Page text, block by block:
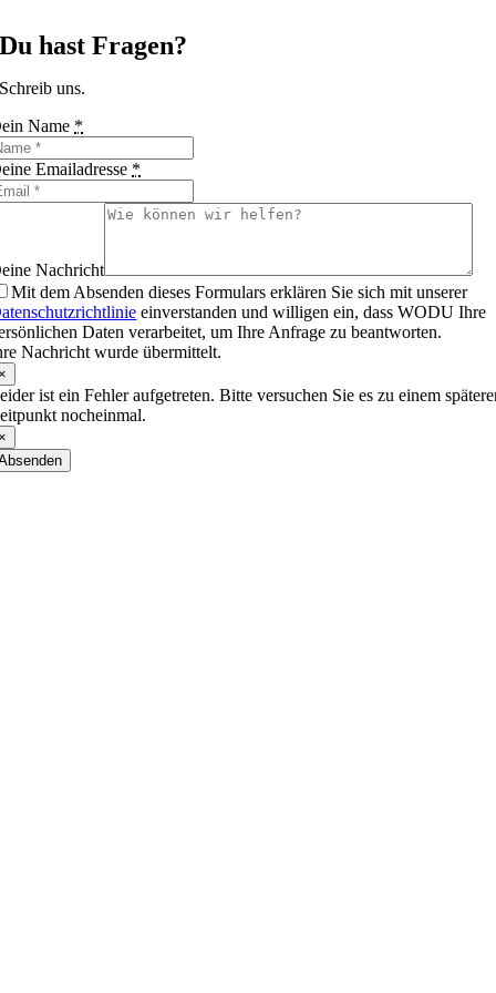
Du hast Fragen?
Schreib uns.
Name *
Emailadresse *
Nachricht
Mit dem Absenden dieses Formulars erklären Sie sich mit unserer
einverstanden und willigen ein, dass WODU Ihre
Daten verarbeitet, um Ihre Anfrage zu beantworten.
Nachricht wurde übermittelt.
ist ein Fehler aufgetreten. Bitte versuchen Sie es zu einem
nocheinmal.